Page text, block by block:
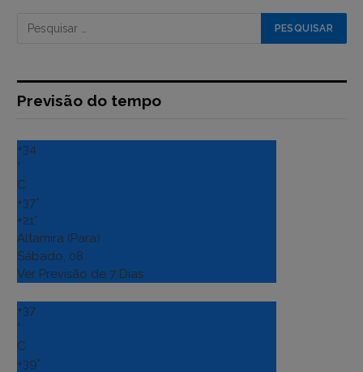
Previsão do tempo
+34
°
C
+37°
+21°
Altamira (Para)
Sábado, 08
Ver Previsão de 7 Dias
+37
°
C
+39°